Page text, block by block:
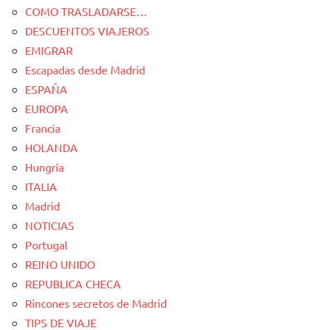
COMO TRASLADARSE…
DESCUENTOS VIAJEROS
EMIGRAR
Escapadas desde Madrid
ESPAÑA
EUROPA
Francia
HOLANDA
Hungría
ITALIA
Madrid
NOTICIAS
Portugal
REINO UNIDO
REPUBLICA CHECA
Rincones secretos de Madrid
TIPS DE VIAJE